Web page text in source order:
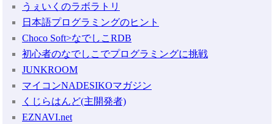
うぇいくのラボラトリ
日本語プログラミングのヒント
Choco Soft>なでしこRDB
初心者のなでしこでプログラミングに挑戦
JUNKROOM
マイコンNADESIKOマガジン
くじらはんど(主開発者)
EZNAVI.net